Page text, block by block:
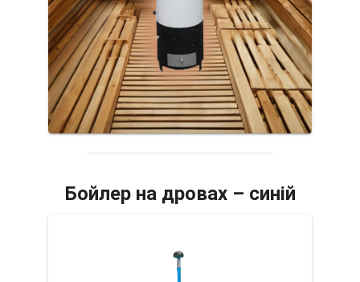
Бойлер на дровах – синій